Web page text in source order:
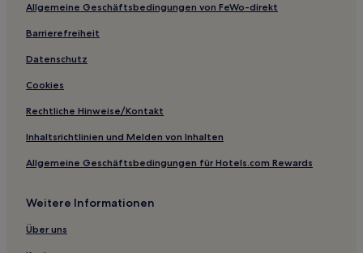
Hotels mit Parkplatz in Gwangmyeong
Hotels mit Fitnessbereich in Bundang-gu
Günstige in Paju
Luxus in Suwon
Business in Suwon
Günstige in Suwon
Allgemeine Geschäftsbedingungen von FeWo-direkt
Barrierefreiheit
Datenschutz
Cookies
Rechtliche Hinweise/Kontakt
Inhaltsrichtlinien und Melden von Inhalten
Allgemeine Geschäftsbedingungen für Hotels.com Rewards
Weitere Informationen
Über uns